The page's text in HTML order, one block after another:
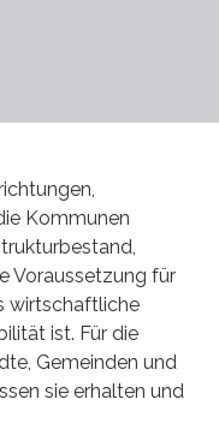
Kommunen
Voraussetzung für
wirtschaftliche
ist. Für die
Gemeinden und
sie erhalten und